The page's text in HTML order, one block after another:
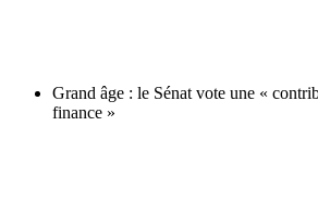
Grand âge : le Sénat vote une «
finance »